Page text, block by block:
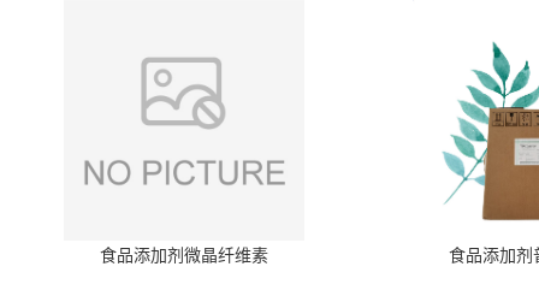
食品添加剂微晶纤维素 食品添加剂